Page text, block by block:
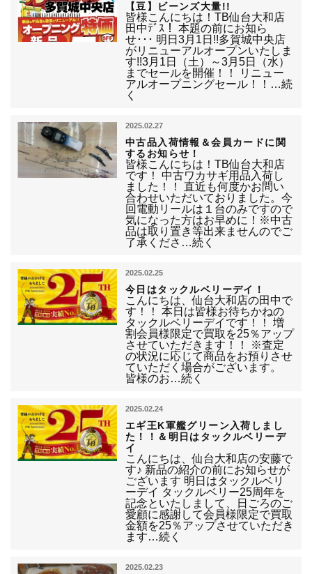
【豆】ビーンズ大量!!
皆様こんにちは！TB仙台大和店
田中ﾃﾞｽ！ 本題の前にお知ら
せ･･･ 明日3月1日!!多賀城中央店
がリニューアルオープンいたしま
す!!3月1日（土）～3月5日（水）
までセールを開催！！ リニュー
アルオープニングセール！！…続
く
2025.02.27
中古品入荷情報＆会員カードに関
するお知らせ！
皆様こんにちは！TB仙台大和店
です！ 中古ワカサギ用品入荷し
ました！！ 直近も何度かお問い
合わせいただいておりました。今
回電動リールは１台のみですので
気になった方はお早めに！※中古
品は取り置き等出来ませんのでご
了承くださ…続く
2025.02.25
今日はタックルベリーデイ！
こんにちは、仙台大和店の田中で
す！！ 本日は皆様お待ちかねの
タックルベリーデイです！！ 増
割会員様限定で買取を25％アップ
させていただきます！！ ※査定
の状況に応じて商品をお預りさせ
ていただく場合がございます。
皆様のお…続く
2025.02.24
エギ王K軍艦グリーン入荷しまし
た！！＆明日はタックルベリーデ
イ
こんにちは、仙台大和店の安藤で
す♪ 新品の紹介の前にお知らせが
ございます 明日はタックルベリ
ーデイ タックルベリー25周年を
記念といたしまして、日ごろのご
愛顧に感謝して会員様限定で買取
金額を25％アップさせていただき
ます…続く
2025.02.23